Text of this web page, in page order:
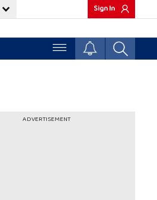
Sign In
ADVERTISEMENT